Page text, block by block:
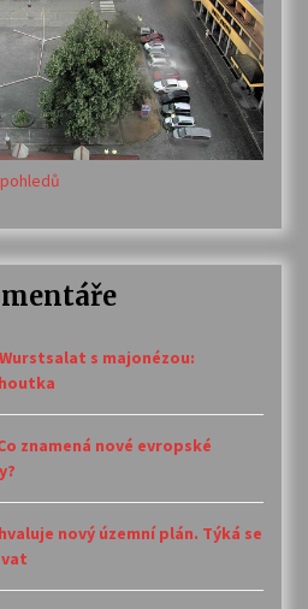
s majonézou:
znamená nové evropské
nový územní plán. Týká se